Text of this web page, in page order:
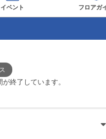
イベント フロアガ
終了しています。